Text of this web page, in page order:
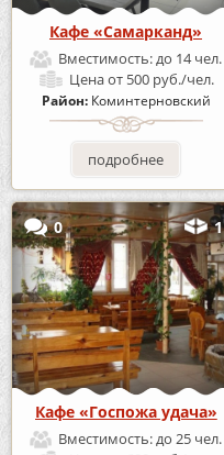
Кафе «Самарканд»
Вместимость:до 14 чел.
Ценаот 500 руб./чел.
Район: Коминтерновский
подробнее
0 1
Кафе «Госпожа удача»
Вместимость:до 25 чел.